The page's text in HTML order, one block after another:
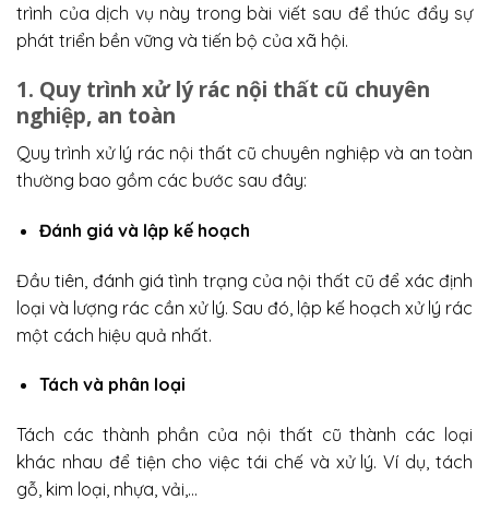
trình của dịch vụ này trong bài viết sau để thúc đẩy sự
phát triển bền vững và tiến bộ của xã hội.
1. Quy trình xử lý rác nội thất cũ chuyên
nghiệp, an toàn
Quy trình xử lý rác nội thất cũ chuyên nghiệp và an toàn
thường bao gồm các bước sau đây:
Đánh giá và lập kế hoạch
Đầu tiên, đánh giá tình trạng của nội thất cũ để xác định
loại và lượng rác cần xử lý. Sau đó, lập kế hoạch xử lý rác
một cách hiệu quả nhất.
Tách và phân loại
Tách các thành phần của nội thất cũ thành các loại
khác nhau để tiện cho việc tái chế và xử lý. Ví dụ, tách
gỗ, kim loại, nhựa, vải,…